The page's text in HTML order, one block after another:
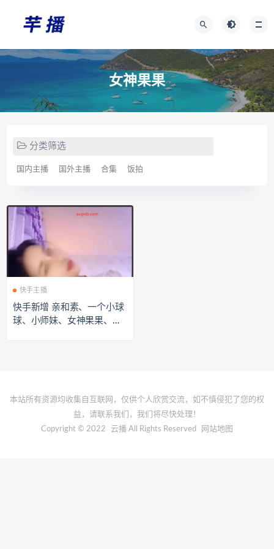
女神果果
分类筛选
国内主播 国外主播 合集 饭拍
快手主播
快手新增 亲和素、一个小球
球、小师妹、女神果果、伊
本站所有资源均收集自互联网，仅供个人欣赏交流，如不慎侵犯了您的权
益，请联系我们，我们将尽快处理！
Copyright © 2022
云播 All Rights Reserved 网站地图